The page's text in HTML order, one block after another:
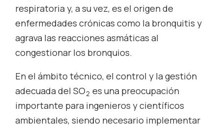
respiratoria y, a su vez, es el origen de
enfermedades crónicas como la bronquitis y
agrava las reacciones asmáticas al
congestionar los bronquios.
En el ámbito técnico, el control y la gestión
adecuada del SO2 es una preocupación
importante para ingenieros y científicos
ambientales, siendo necesario implementar